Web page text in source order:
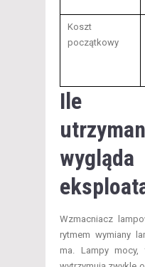
Koszt
początkowy
Ile
wygląda
Wzmacniacz
rytmem wymiany
ma. Lampy mocy,